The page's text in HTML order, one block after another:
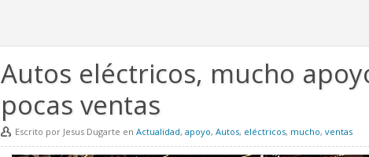
Autos eléctricos, mucho
pocas ventas
Escrito por Jesus Dugarte en Actualidad, apoyo, Autos, eléctricos, mucho, ventas